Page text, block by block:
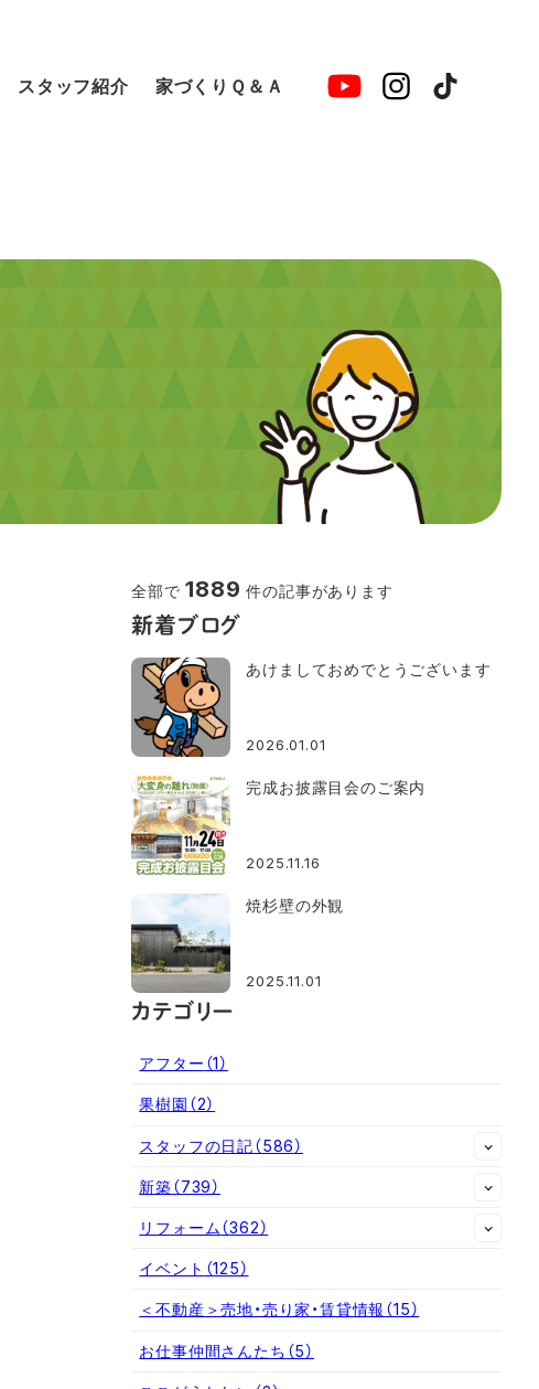
スタッフ紹介 家づくりＱ＆Ａ
全部で1889 件の記事があります
新着ブログ
あけましておめでとうございます
2026.01.01
完成お披露目会のご案内
2025.11.16
焼杉壁の外観
2025.11.01
カテゴリー
アフター （1）
果樹園 （2）
スタッフの日記（586）
新築（739）
リフォーム（362）
イベント （125）
＜不動産＞売地・売り家・賃貸情報 （15）
お仕事仲間さんたち （5）